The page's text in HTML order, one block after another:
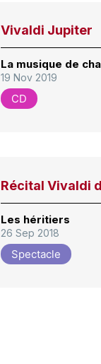
Vivaldi Jupiter
La musique de
19 Nov 2019
CD
Récital Vivaldi
Les héritiers
26 Sep 2018
Spectacle